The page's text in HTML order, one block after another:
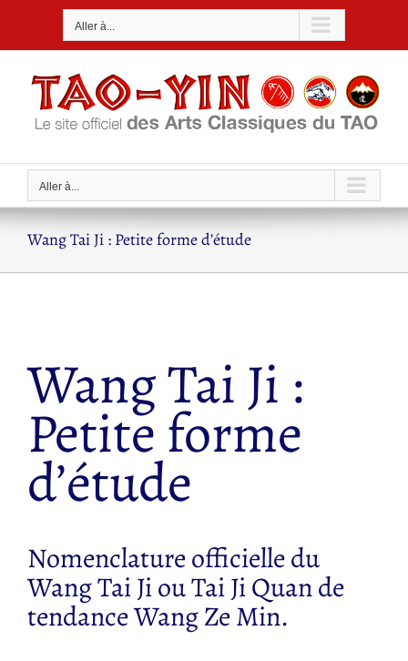
Aller à...
Aller à...
Wang Tai Ji : Petite forme d’étude
Wang Tai Ji :
Petite forme
d’étude
Nomenclature officielle du
Wang Tai Ji ou Tai Ji Quan de
tendance Wang Ze Min.